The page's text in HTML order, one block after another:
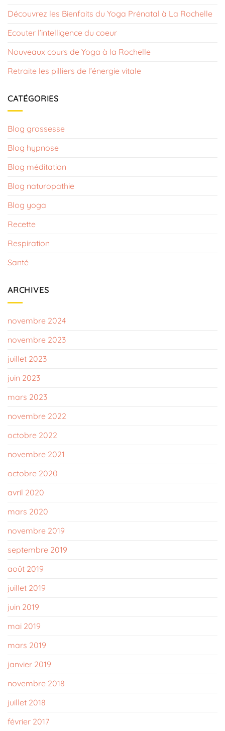
Découvrez les Bienfaits du Yoga Prénatal à La Rochelle
Ecouter l’intelligence du coeur
Nouveaux cours de Yoga à la Rochelle
Retraite les pilliers de l’énergie vitale
CATÉGORIES
Blog grossesse
Blog hypnose​
Blog méditation
Blog naturopathie
Blog yoga
Recette
Respiration
Santé
ARCHIVES
novembre 2024
novembre 2023
juillet 2023
juin 2023
mars 2023
novembre 2022
octobre 2022
novembre 2021
octobre 2020
avril 2020
mars 2020
novembre 2019
septembre 2019
août 2019
juillet 2019
juin 2019
mai 2019
mars 2019
janvier 2019
novembre 2018
juillet 2018
février 2017